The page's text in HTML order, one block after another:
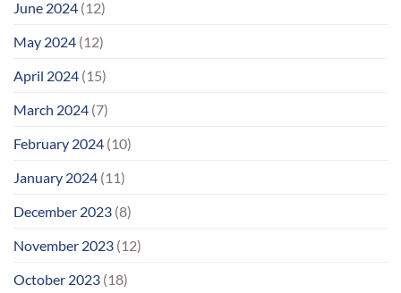
June 2024 (12)
May 2024 (12)
April 2024 (15)
March 2024 (7)
February 2024 (10)
January 2024 (11)
December 2023 (8)
November 2023 (12)
October 2023 (18)